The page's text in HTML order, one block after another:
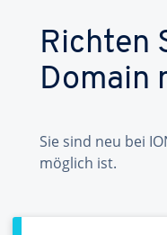
Richten
Domain
Sie sind neu bei
möglich ist.